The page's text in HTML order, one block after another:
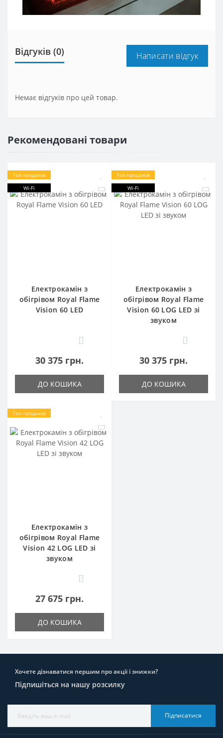
Відгуків (0) Написати відгук
Немає відгуків про цей товар.
Рекомендовані товари
Топ продажів
Wi-Fi
Електрокамін з
обігрівом Royal Flame
Vision 60 LED
0
30 375 грн.
ДО КОШИКА
Топ продажів
Wi-Fi
Електрокамін з
обігрівом Royal Flame
Vision 60 LOG LED зі
звуком
0
30 375 грн.
ДО КОШИКА
Топ продажів
Електрокамін з
обігрівом Royal Flame
Vision 42 LOG LED зі
звуком
0
27 675 грн.
ДО КОШИКА
Хочете дізнаватися першим про акції і знижки?
Підпишіться на нашу розсилку
Підписатися